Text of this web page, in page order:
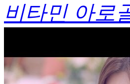
비타민 아로